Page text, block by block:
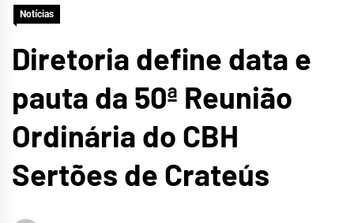
CRATEÚS
Notícias
Diretoria define data e
pauta da 50ª Reunião
Ordinária do CBH
Sertões de Crateús